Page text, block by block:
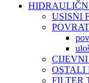
USISNI
OSTALI
FILTER